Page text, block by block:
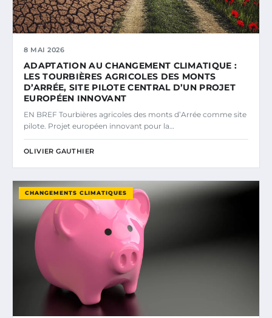
8 MAI 2026
ADAPTATION AU CHANGEMENT CLIMATIQUE :
LES TOURBIÈRES AGRICOLES DES MONTS
D’ARRÉE, SITE PILOTE CENTRAL D’UN PROJET
EUROPÉEN INNOVANT
EN BREF Tourbières agricoles des monts d’Arrée comme site
pilote. Projet européen innovant pour la…
OLIVIER GAUTHIER
CHANGEMENTS CLIMATIQUES